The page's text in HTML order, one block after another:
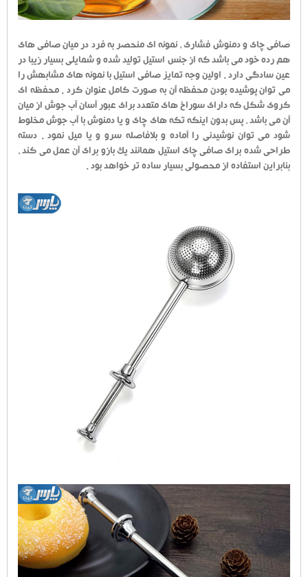
صافی چای و دمنوش فشاری ، نمونه ای منحصر به فرد در میان صافی های
هم رده خود می باشد که از جنس استیل تولید شده و شمایلی بسیار زیبا در
عین سادگی دارد . اولین وجه تمایز صافی استیل با نمونه های مشابهش را
می توان پوشیده بودن محفظه آن به صورت کامل عنوان کرد . محفظه ای
کروی شکل که دارای سوراخ های متعدد برای عبور آسان آب جوش از میان
آن می باشد ، پس بدون اینکه تکه های چای و یا دمنوش با آب جوش مخلوط
شود می توان نوشیدنی را آماده و بلافاصله سرو و یا میل نمود . دسته
طراحی شده برای صافی چای استیل همانند یک بازو برای آن عمل می کند ،
بنابراین استفاده از محصولی بسیار ساده تر خواهد بود .